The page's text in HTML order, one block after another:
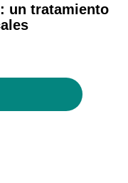
un tratamiento